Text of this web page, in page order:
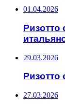
01.04.2026
Ризотто
29.03.2026
Ризотто
27.03.2026